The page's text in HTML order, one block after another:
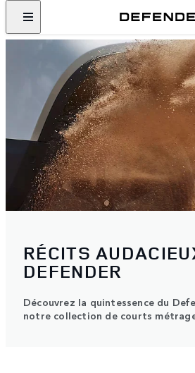
RÉCITS
DEFENDER
Découvrez la quintessence du
notre collection de courts